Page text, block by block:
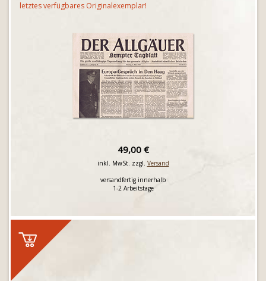
letztes verfügbares Originalexemplar!
49,00 €
inkl. MwSt. zzgl. Versand
versandfertig innerhalb
1-2 Arbeitstage